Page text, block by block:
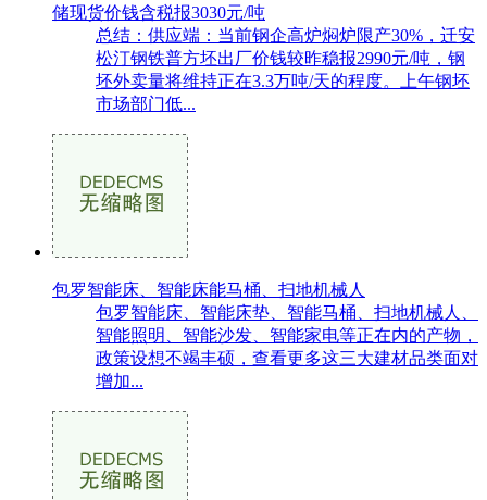
储现货价钱含税报3030元/吨
总结：供应端：当前钢企高炉焖炉限产30%，迁安
松汀钢铁普方坯出厂价钱较昨稳报2990元/吨，钢
坯外卖量将维持正在3.3万吨/天的程度。上午钢坯
市场部门低...
包罗智能床、智能床能马桶、扫地机械人
包罗智能床、智能床垫、智能马桶、扫地机械人、
智能照明、智能沙发、智能家电等正在内的产物，
政策设想不竭丰硕，查看更多这三大建材品类面对
增加...